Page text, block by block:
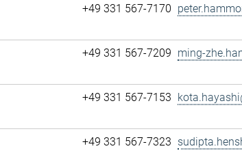
+49 331 567-7170
+49 331 567-7209 ming-
+49 331 567-7153
+49 331 567-7323